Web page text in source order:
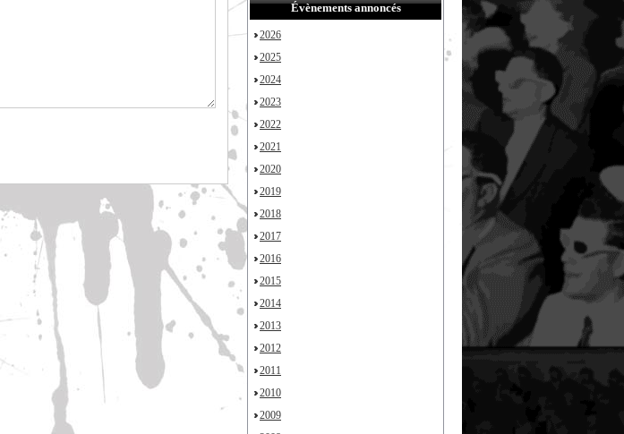
Évènements annoncés
2026
2025
2024
2023
2022
2021
2020
2019
2018
2017
2016
2015
2014
2013
2012
2011
2010
2009